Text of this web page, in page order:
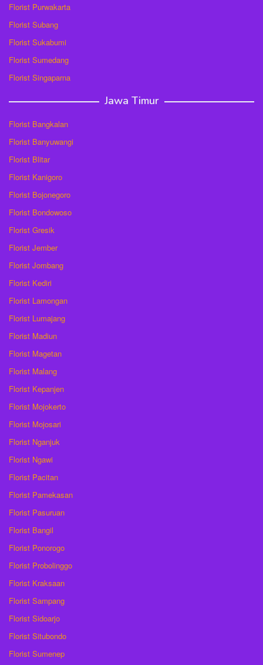
Florist Purwakarta
Florist Subang
Florist Sukabumi
Florist Sumedang
Florist Singaparna
Jawa Timur
Florist Bangkalan
Florist Banyuwangi
Florist Blitar
Florist Kanigoro
Florist Bojonegoro
Florist Bondowoso
Florist Gresik
Florist Jember
Florist Jombang
Florist Kediri
Florist Lamongan
Florist Lumajang
Florist Madiun
Florist Magetan
Florist Malang
Florist Kepanjen
Florist Mojokerto
Florist Mojosari
Florist Nganjuk
Florist Ngawi
Florist Pacitan
Florist Pamekasan
Florist Pasuruan
Florist Bangil
Florist Ponorogo
Florist Probolinggo
Florist Kraksaan
Florist Sampang
Florist Sidoarjo
Florist Situbondo
Florist Sumenep